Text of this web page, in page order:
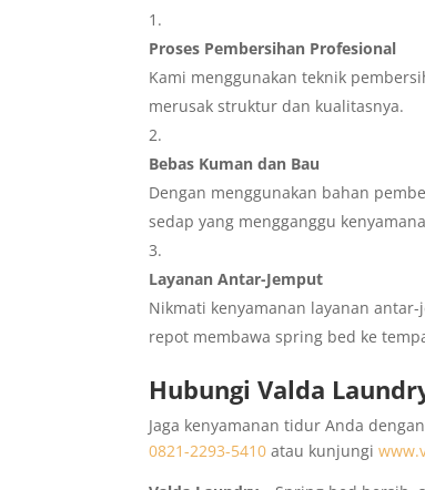
Proses Pembersihan Profesional
Kami menggunakan teknik
merusak struktur dan kualitasnya.
Bebas Kuman dan Bau
Dengan menggunakan bahan
sedap yang mengganggu
Layanan Antar-Jemput
Nikmati kenyamanan layanan
repot membawa spring bed ke
Hubungi Valda
Jaga kenyamanan tidur Anda
0821-2293-5410 atau kunjungi